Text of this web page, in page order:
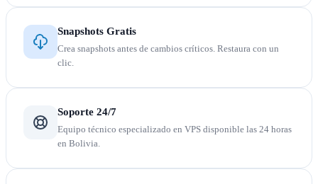
Snapshots Gratis
Crea snapshots antes de cambios críticos. Restaura con un
clic.
Soporte 24/7
Equipo técnico especializado en VPS disponible las 24 horas
en Bolivia.